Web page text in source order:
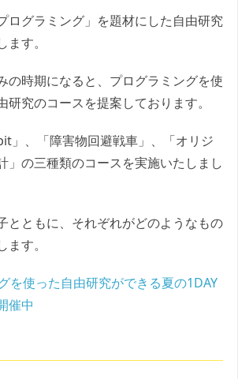
ログラミング」を題材にした自由研究
す。
の時期になると、プログラミングを使
研究のコースを提案しております。
」、「障害物回避戦車」、「オリジ
」の三種類のコースを実施いたしまし
とともに、それぞれがどのようなもの
す。
を使った自由研究ができる夏の1DAY
催中